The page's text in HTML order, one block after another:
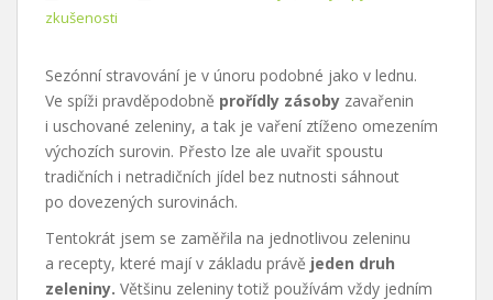
zkušenosti
Sezónní stravování je v únoru podobné jako v lednu.
Ve spíži pravděpodobně prořídly zásoby zavařenin
i uschované zeleniny, a tak je vaření ztíženo omezením
výchozích surovin. Přesto lze ale uvařit spoustu
tradičních i netradičních jídel bez nutnosti sáhnout
po dovezených surovinách.
Tentokrát jsem se zaměřila na jednotlivou zeleninu
a recepty, které mají v základu právě jeden druh
zeleniny. Většinu zeleniny totiž používám vždy jedním